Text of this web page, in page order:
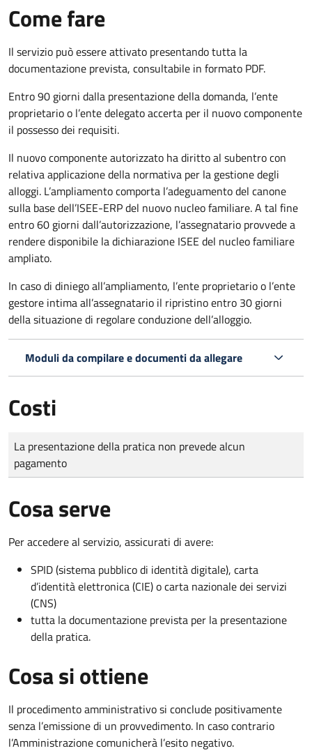
Come fare
Il servizio può essere attivato presentando tutta la
documentazione prevista, consultabile in formato PDF.
Entro 90 giorni dalla presentazione della domanda, l’ente
proprietario o l’ente delegato accerta per il nuovo componente
il possesso dei requisiti.
Il nuovo componente autorizzato ha diritto al subentro con
relativa applicazione della normativa per la gestione degli
alloggi. L’ampliamento comporta l’adeguamento del canone
sulla base dell’ISEE-ERP del nuovo nucleo familiare. A tal fine
entro 60 giorni dall’autorizzazione, l’assegnatario provvede a
rendere disponibile la dichiarazione ISEE del nucleo familiare
ampliato.
In caso di diniego all’ampliamento, l’ente proprietario o l’ente
gestore intima all’assegnatario il ripristino entro 30 giorni
della situazione di regolare conduzione dell’alloggio.
Moduli da compilare e documenti da allegare
Costi
Tipo di pagamento
Importo
La presentazione della pratica non prevede alcun
pagamento
Cosa serve
Per accedere al servizio, assicurati di avere:
SPID (sistema pubblico di identità digitale), carta
d’identità elettronica (CIE) o carta nazionale dei servizi
(CNS)
tutta la documentazione prevista per la presentazione
della pratica.
Cosa si ottiene
Il procedimento amministrativo si conclude positivamente
senza l’emissione di un provvedimento. In caso contrario
l’Amministrazione comunicherà l’esito negativo.